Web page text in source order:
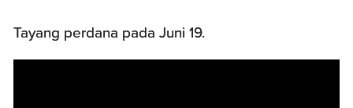
Tayang perdana pada Juni 19.